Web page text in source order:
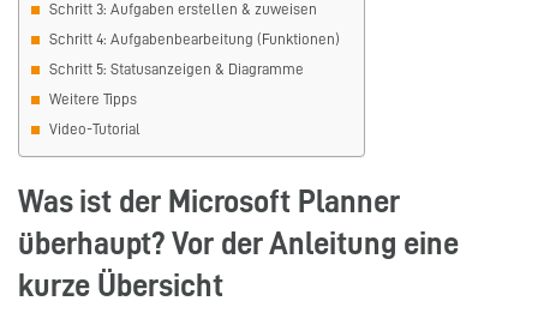
Schritt 3: Aufgaben erstellen & zuweisen
Schritt 4: Aufgabenbearbeitung (Funktionen)
Schritt 5: Statusanzeigen & Diagramme
Weitere Tipps
Video-Tutorial
Was ist der Microsoft Planner
überhaupt? Vor der Anleitung eine
kurze Übersicht